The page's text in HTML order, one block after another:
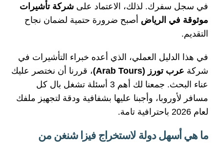
في سجل سفرك. لذلك، الاعتماد علىشركة تأشيرات
موثوقة في الرياض أصبح ضرورة حتمية لضمان نجاح
التقديم.
في هذا الدليل العملي، الذي أعده خبراء التأشيرات في
شركة عرب تورز (Arab Tours)
، قررنا أن نختصر عليك
عناء البحث. جمعنا لك أهم 3 أسئلة تشغل بال كل
مسافر لأوروبا، وأجبنا عليها بشفافية ودقة لتجهيز ملفك
لعام 2026 باحترافية تامة.
ما هي أسهل دولة لاستخراج فيزا شنغن من